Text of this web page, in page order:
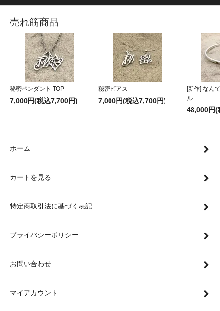
売れ筋商品
秘密ペンダント TOP
7,000円(税込7,700円)
秘密ピアス
7,000円(税込7,700円)
[新作] なん
ル
48,000円(
ホーム
カートを見る
特定商取引法に基づく表記
プライバシーポリシー
お問い合わせ
マイアカウント